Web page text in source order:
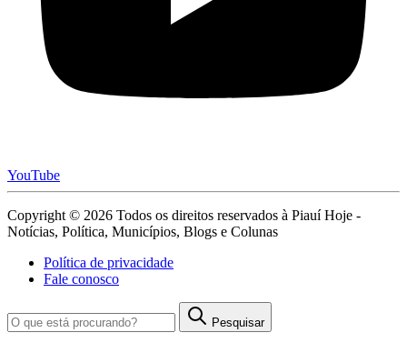
YouTube
Copyright © 2026 Todos os direitos reservados à Piauí Hoje -
Notícias, Política, Municípios, Blogs e Colunas
Política de privacidade
Fale conosco
Pesquisar